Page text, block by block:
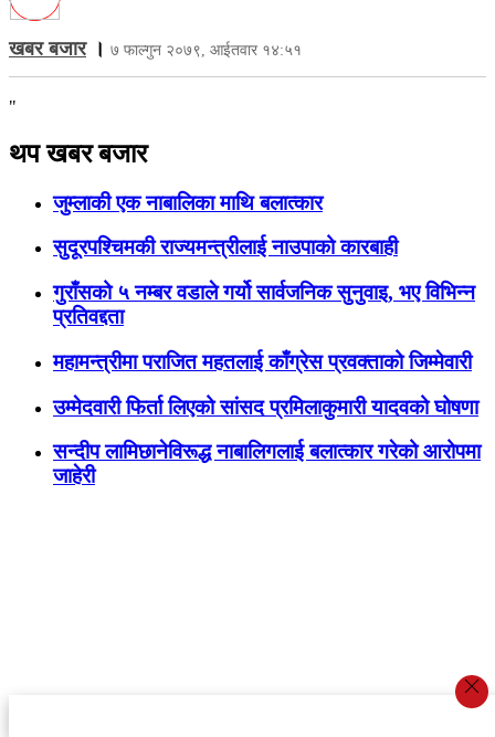
खबर बजार। ७ फाल्गुन २०७९, आईतवार १४:५१
"
थप खबर बजार
जुम्लाकी एक नाबालिका माथि बलात्कार
सुदूरपश्चिमकी राज्यमन्त्रीलाई नाउपाको कारबाही
गुराँसको ५ नम्बर वडाले गर्यो सार्वजनिक सुनुवाइ, भए विभिन्न
प्रतिवद्दता
महामन्त्रीमा पराजित महतलाई काँग्रेस प्रवक्ताको जिम्मेवारी
उम्मेदवारी फिर्ता लिएको सांसद प्रमिलाकुमारी यादवको घोषणा
सन्दीप लामिछानेविरूद्ध नाबालिगलाई बलात्कार गरेको आरोपमा
जाहेरी